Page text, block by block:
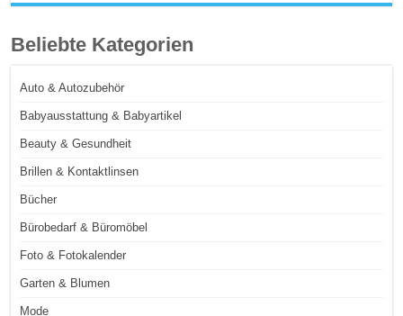
Beliebte Kategorien
Auto & Autozubehör
Babyausstattung & Babyartikel
Beauty & Gesundheit
Brillen & Kontaktlinsen
Bücher
Bürobedarf & Büromöbel
Foto & Fotokalender
Garten & Blumen
Mode